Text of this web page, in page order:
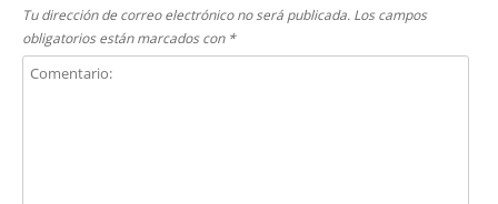
Tu dirección de correo electrónico no será publicada. Los campos
obligatorios están marcados con *